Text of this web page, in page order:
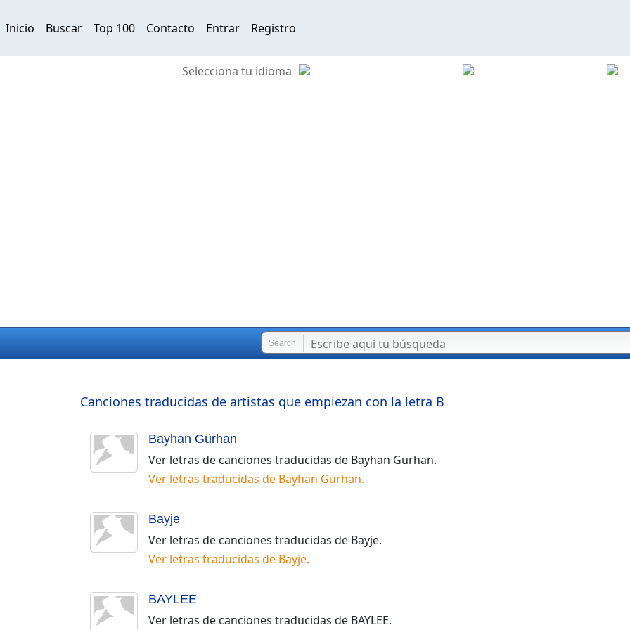
Inicio Buscar Top 100 Contacto Entrar Registro
Selecciona tu idioma
Search
Canciones traducidas de artistas que empiezan con la letra B
Bayhan Gürhan
Ver letras de canciones traducidas de Bayhan Gürhan.
Ver letras traducidas de Bayhan Gürhan.
Bayje
Ver letras de canciones traducidas de Bayje.
Ver letras traducidas de Bayje.
BAYLEE
Ver letras de canciones traducidas de BAYLEE.